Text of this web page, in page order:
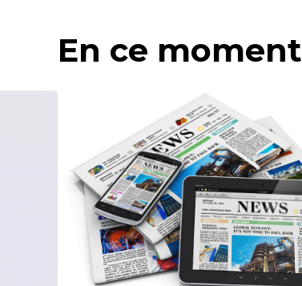
En ce moment